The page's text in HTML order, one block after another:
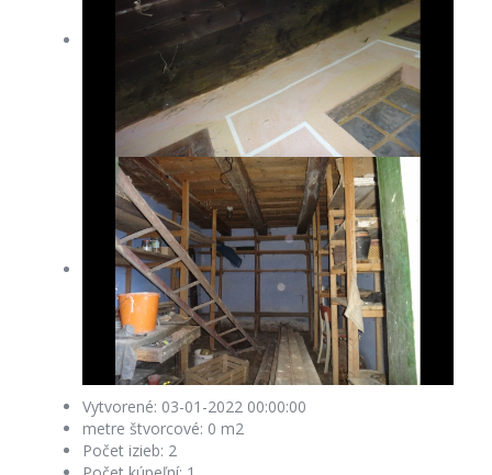
Vytvorené: 03-01-2022 00:00:00
metre štvorcové: 0 m2
Počet izieb: 2